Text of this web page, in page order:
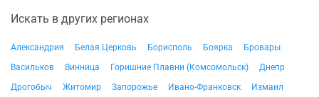
Искать в других регионах
Александрия Белая Церковь Борисполь Боярка
Бровары
Васильков
Винница Горишние Плавни (Комсомольск)
Днепр
Дрогобыч
Житомир Запорожье Ивано-Франковск
Измаил